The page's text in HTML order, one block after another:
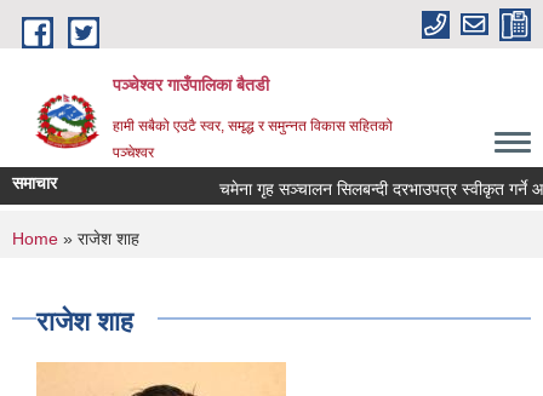
Skip to main content
पञ्चेश्वर गाउँपालिका बैतडी
हामी सबैको एउटै स्वर, समृद्ध र समुन्नत विकास सहितको
पञ्चेश्वर
समाचार चमेना गृह सञ्‍चालन सिलबन्दी दरभाउपत्र स्वीकृत गर्ने
You are here
Home » राजेश शाह
राजेश शाह